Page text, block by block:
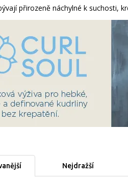
přirozeně náchylné k suchosti,
Nejdražší